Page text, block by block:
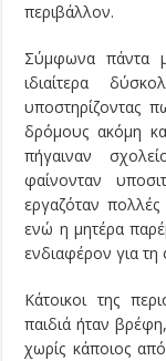
περιβάλλον.
Σύμφωνα πάντα
ιδιαίτερα
υποστηρίζοντας
δρόμους ακόμη
πήγαιναν
φαίνονταν
εργαζόταν
ενώ η μητέρα
ενδιαφέρον για τη
Κάτοικοι της
παιδιά ήταν
χωρίς κάποιος